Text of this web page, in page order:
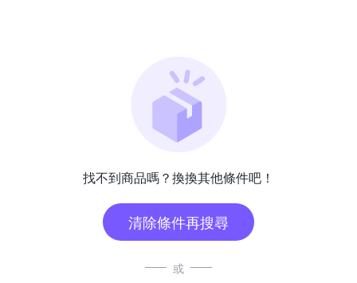
找不到商品嗎？換換其他條件吧！
清除條件再搜尋
或